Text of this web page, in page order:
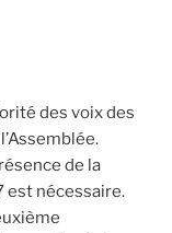
des voix des
de la
est nécessaire.